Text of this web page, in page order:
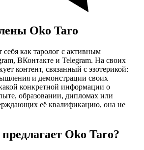
Oko Taro
как таролог с активным
ВКонтакте и Telegram. На своих
контент, связанный с эзотерикой:
и демонстрации своих
конкретной информации о
образовании, дипломах или
её квалификацию, она не
Oko Taro?